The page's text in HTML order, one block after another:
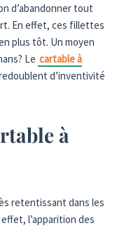
d’abandonner tout
En effet, ces fillettes
plus tôt. Un moyen
Le cartable à
d’inventivité
à
retentissant dans les
l’apparition des